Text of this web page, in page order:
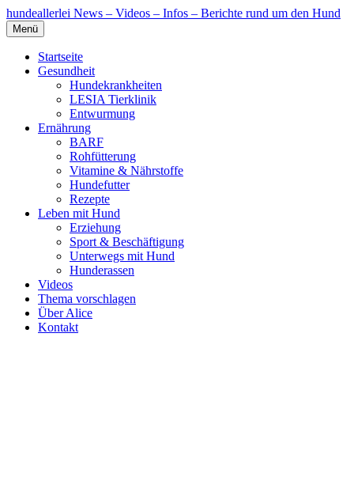
hundeallerlei News – Videos – Infos – Berichte rund um den Hund
Menü
Startseite
Gesundheit
Hundekrankheiten
LESIA Tierklinik
Entwurmung
Ernährung
BARF
Rohfütterung
Vitamine & Nährstoffe
Hundefutter
Rezepte
Leben mit Hund
Erziehung
Sport & Beschäftigung
Unterwegs mit Hund
Hunderassen
Videos
Thema vorschlagen
Über Alice
Kontakt